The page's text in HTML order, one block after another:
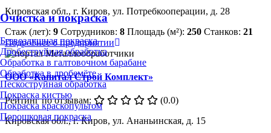
Очистка и покраска
Безвоздушная покраска
Дробеструйная обработка
Обработка в галтовочном барабане
Обработка в дробемёте
Пескоструйная обработка
Покраска кистью
Покраска краскопультом
Порошковая покраска
Кировская обл., г. Киров, ул. Потребкооперации, д. 28
Стаж (лет): 9 Сотрудников: 8 Площадь (м²): 250 Станков: 21
Подробнее о предприятии
ООО «Капитал Строй Комплект»
Рейтинг по отзывам:
(0.0)
Кировская обл., г. Киров, ул. Ананьинская, д. 15